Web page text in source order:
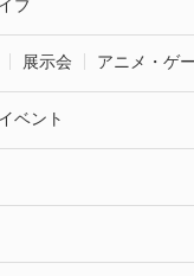
ブ
展示会 アニメ・ゲ
ベント